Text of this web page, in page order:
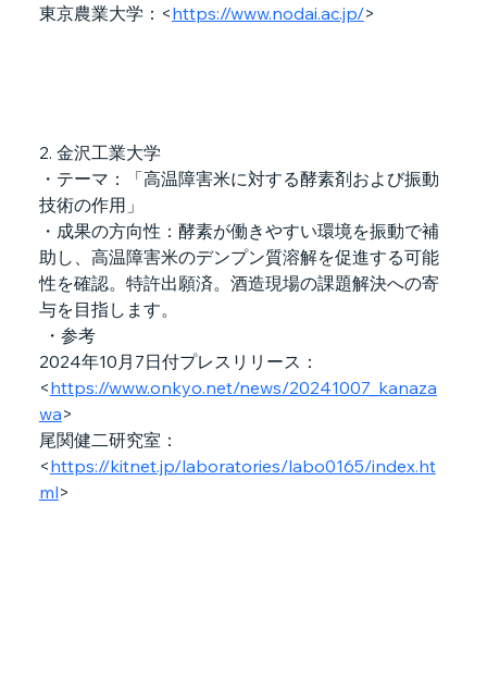
東京農業大学：<https://www.nodai.ac.jp/>
2. 金沢工業大学
・テーマ：「高温障害米に対する酵素剤および振動
技術の作用」
・成果の方向性：酵素が働きやすい環境を振動で補
助し、高温障害米のデンプン質溶解を促進する可能
性を確認。特許出願済。酒造現場の課題解決への寄
与を目指します。
・参考
2024年10月7日付プレスリリース：
<https://www.onkyo.net/news/20241007_kanaza
wa>
尾関健二研究室：
<https://kitnet.jp/laboratories/labo0165/index.ht
ml>